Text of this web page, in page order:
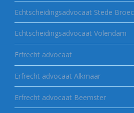
Echtscheidingsadvocaat Stede Broec
Echtscheidingsadvocaat Volendam
Erfrecht advocaat
Erfrecht advocaat Alkmaar
Erfrecht advocaat Beemster